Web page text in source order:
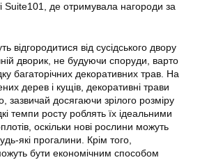
Suite101, де отримувала нагороди за
відгородитися від сусідського двору
дворик, не будуючи споруди, варто
багаторічних декоративних трав. На
дерев і кущів, декоративні трави
зазвичай досягаючи зрілого розміру
темпи росту роблять їх ідеальними
оскільки нові рослини можуть
які прогалини. Крім того,
бути економічним способом